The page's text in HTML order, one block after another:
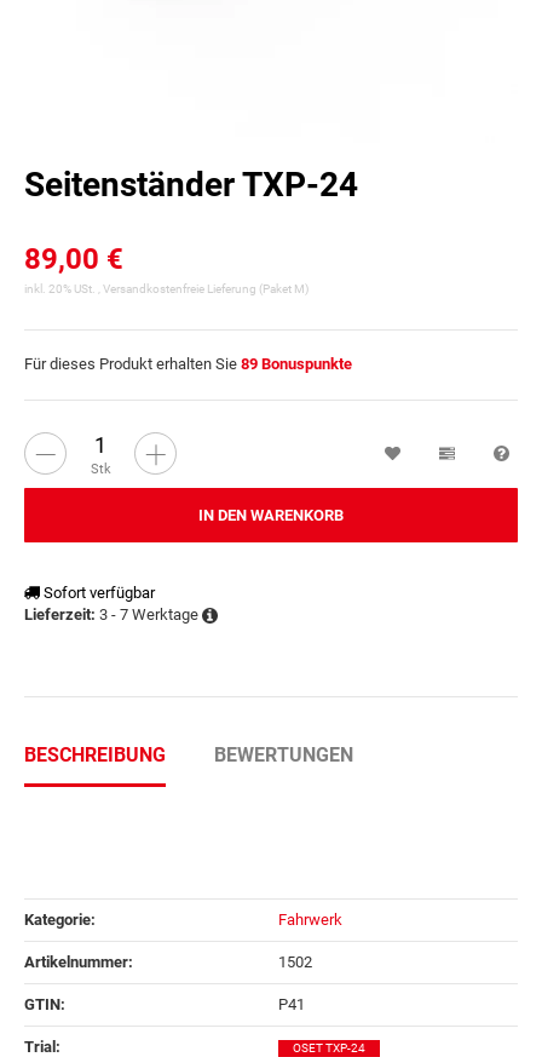
Seitenständer TXP-24
89,00 €
inkl. 20% USt. , Versandkostenfreie Lieferung (Paket M)
Für dieses Produkt erhalten Sie 89 Bonuspunkte
Stk
IN DEN WARENKORB
Sofort verfügbar
Lieferzeit: 3 - 7 Werktage
Wunschzettel
BESCHREIBUNG BEWERTUNGEN
Kategorie: Fahrwerk
Artikelnummer: 1502
GTIN: P41
Trial‍: OSET TXP-24